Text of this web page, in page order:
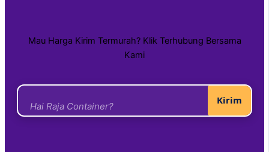
Mau Harga Kirim Termurah? Klik Terhubung Bersama
Kami
Kirim